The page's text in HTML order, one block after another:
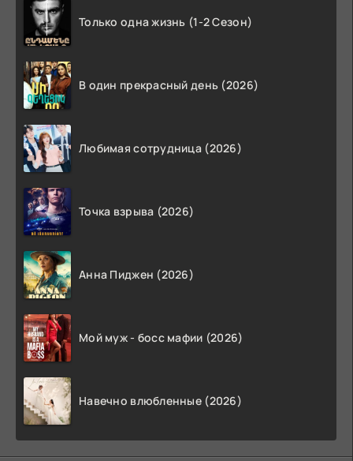
Только одна жизнь (1-2 Сезон)
В один прекрасный день (2026)
Любимая сотрудница (2026)
Точка взрыва (2026)
Анна Пиджен (2026)
Мой муж - босс мафии (2026)
Навечно влюбленные (2026)